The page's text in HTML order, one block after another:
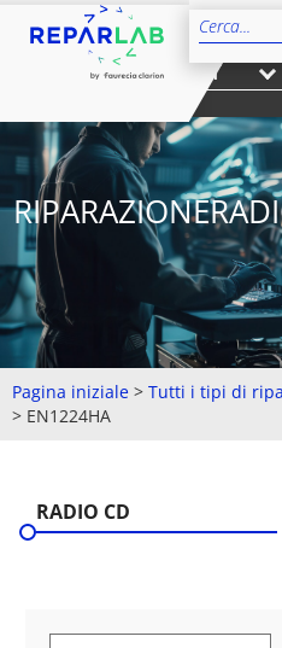
IT
Pagina iniziale > Tutti i tipi di
> EN1224HA
RADIO CD